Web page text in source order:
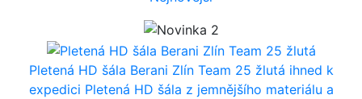
Pletená HD šála Berani Zlín Team 25 žlutá ihned k
expedici Pletená HD šála z jemnějšího materiálu a